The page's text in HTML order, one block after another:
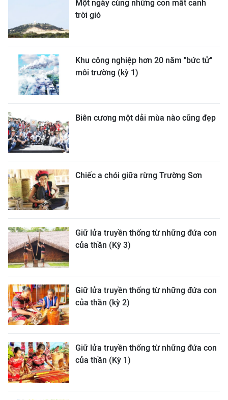
Một ngày cùng những con mắt canh
trời gió
Khu công nghiệp hơn 20 năm "bức tử"
môi trường (kỳ 1)
Biên cương một dải mùa nào cũng đẹp
Chiếc a chói giữa rừng Trường Sơn
Giữ lửa truyền thống từ những đứa con
của thần (Kỳ 3)
Giữ lửa truyền thống từ những đứa con
của thần (kỳ 2)
Giữ lửa truyền thống từ những đứa con
của thần (Kỳ 1)